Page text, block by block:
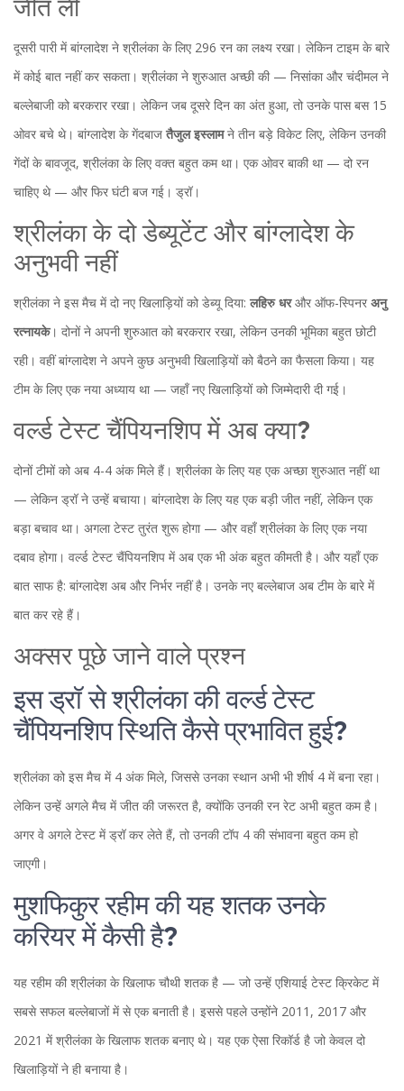
जीत ली
दूसरी पारी में बांग्लादेश ने श्रीलंका के लिए 296 रन का लक्ष्य रखा। लेकिन टाइम के बारे
में कोई बात नहीं कर सकता। श्रीलंका ने शुरुआत अच्छी की — निसांका और चंदीमल ने
बल्लेबाजी को बरकरार रखा। लेकिन जब दूसरे दिन का अंत हुआ, तो उनके पास बस 15
ओवर बचे थे। बांग्लादेश के गेंदबाज तैजुल इस्लामने तीन बड़े विकेट लिए, लेकिन उनकी
गेंदों के बावजूद, श्रीलंका के लिए वक्त बहुत कम था। एक ओवर बाकी था — दो रन
चाहिए थे — और फिर घंटी बज गई। ड्रॉ।
श्रीलंका के दो डेब्यूटेंट और बांग्लादेश के
अनुभवी नहीं
श्रीलंका ने इस मैच में दो नए खिलाड़ियों को डेब्यू दिया: लहिरु धरऔर ऑफ-स्पिनर अनु
रत्नायके। दोनों ने अपनी शुरुआत को बरकरार रखा, लेकिन उनकी भूमिका बहुत छोटी
रही। वहीं बांग्लादेश ने अपने कुछ अनुभवी खिलाड़ियों को बैठने का फैसला किया। यह
टीम के लिए एक नया अध्याय था — जहाँ नए खिलाड़ियों को जिम्मेदारी दी गई।
वर्ल्ड टेस्ट चैंपियनशिप में अब क्या?
दोनों टीमों को अब 4-4 अंक मिले हैं। श्रीलंका के लिए यह एक अच्छा शुरुआत नहीं था
— लेकिन ड्रॉ ने उन्हें बचाया। बांग्लादेश के लिए यह एक बड़ी जीत नहीं, लेकिन एक
बड़ा बचाव था। अगला टेस्ट तुरंत शुरू होगा — और वहाँ श्रीलंका के लिए एक नया
दबाव होगा। वर्ल्ड टेस्ट चैंपियनशिप में अब एक भी अंक बहुत कीमती है। और यहाँ एक
बात साफ है: बांग्लादेश अब और निर्भर नहीं है। उनके नए बल्लेबाज अब टीम के बारे में
बात कर रहे हैं।
अक्सर पूछे जाने वाले प्रश्न
इस ड्रॉ से श्रीलंका की वर्ल्ड टेस्ट
चैंपियनशिप स्थिति कैसे प्रभावित हुई?
श्रीलंका को इस मैच में 4 अंक मिले, जिससे उनका स्थान अभी भी शीर्ष 4 में बना रहा।
लेकिन उन्हें अगले मैच में जीत की जरूरत है, क्योंकि उनकी रन रेट अभी बहुत कम है।
अगर वे अगले टेस्ट में ड्रॉ कर लेते हैं, तो उनकी टॉप 4 की संभावना बहुत कम हो
जाएगी।
मुशफिकुर रहीम की यह शतक उनके
करियर में कैसी है?
यह रहीम की श्रीलंका के खिलाफ चौथी शतक है — जो उन्हें एशियाई टेस्ट क्रिकेट में
सबसे सफल बल्लेबाजों में से एक बनाती है। इससे पहले उन्होंने 2011, 2017 और
2021 में श्रीलंका के खिलाफ शतक बनाए थे। यह एक ऐसा रिकॉर्ड है जो केवल दो
खिलाड़ियों ने ही बनाया है।